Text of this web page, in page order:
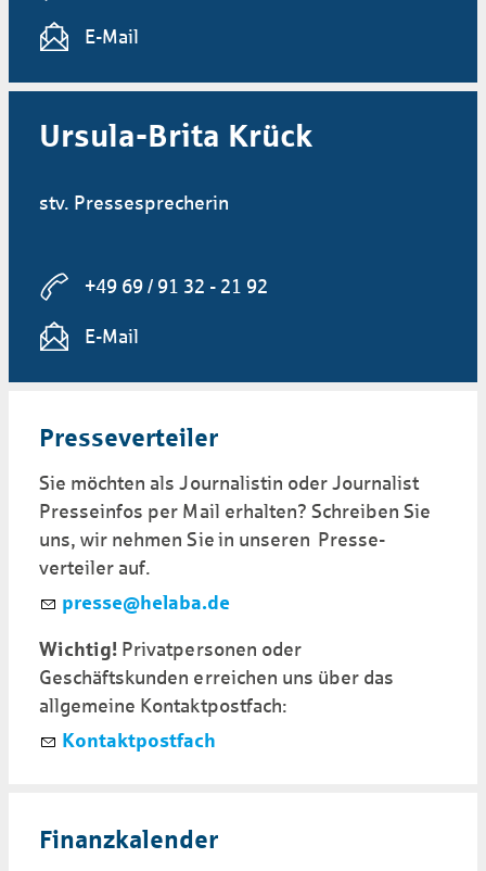
E-Mail
Ursula-Brita Krück
stv. Pressesprecherin
+49 69 / 91 32 - 21 92
E-Mail
Presse­ver­tei­ler
Sie möchten als Journalistin oder Journalist
Presseinfos per Mail erhalten? Schreiben Sie
uns, wir nehmen Sie in unseren Presse­
verteiler auf.
pr ss h l b d
Wichtig! Privatpersonen oder
Geschäftskunden erreichen uns über das
allgemeine Kontaktpostfach:
Kontaktpostfach
Finanz­kalen­der